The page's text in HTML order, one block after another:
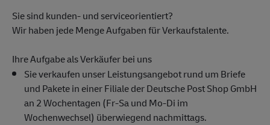
Sie sind kunden- und serviceorientiert?
Wir haben jede Menge Aufgaben für Verkaufstalente.
Ihre Aufgabe als Verkäufer bei uns
Sie verkaufen unser Leistungsangebot rund um Briefe
und Pakete in einer Filiale der Deutsche Post Shop GmbH
an 2 Wochentagen (Fr-Sa und Mo-Di im
Wochenwechsel) überwiegend nachmittags.